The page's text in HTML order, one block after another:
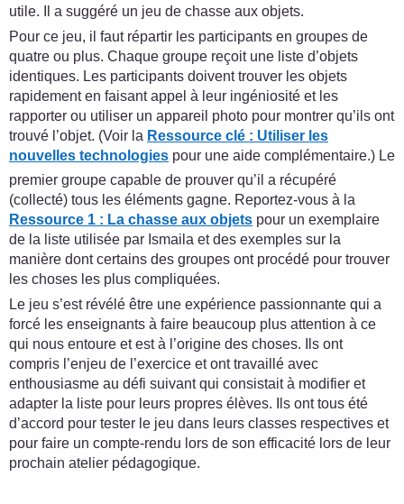
utile. Il a suggéré un jeu de chasse aux objets.
Pour ce jeu, il faut répartir les participants en groupes de
quatre ou plus. Chaque groupe reçoit une liste d’objets
identiques. Les participants doivent trouver les objets
rapidement en faisant appel à leur ingéniosité et les
rapporter ou utiliser un appareil photo pour montrer qu’ils ont
trouvé l’objet. (Voir la Ressource clé : Utiliser les
nouvelles technologies pour une aide complémentaire.) Le
premier groupe capable de prouver qu’il a récupéré
(collecté) tous les éléments gagne. Reportez-vous à la
Ressource 1 : La chasse aux objets pour un exemplaire
de la liste utilisée par Ismaila et des exemples sur la
manière dont certains des groupes ont procédé pour trouver
les choses les plus compliquées.
Le jeu s’est révélé être une expérience passionnante qui a
forcé les enseignants à faire beaucoup plus attention à ce
qui nous entoure et est à l’origine des choses. Ils ont
compris l’enjeu de l’exercice et ont travaillé avec
enthousiasme au défi suivant qui consistait à modifier et
adapter la liste pour leurs propres élèves. Ils ont tous été
d’accord pour tester le jeu dans leurs classes respectives et
pour faire un compte-rendu lors de son efficacité lors de leur
prochain atelier pédagogique.